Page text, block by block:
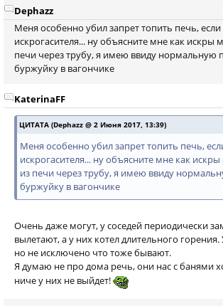
Dephazz
Меня особенно убил запрет топить печь, если
искрогасителя... ну объясните мне как искры
печи через трубу, я имею ввиду нормальную
буржуйку в вагончике
KaterinaFF
ЦИТАТА (Dephazz @ 2 Июня 2017, 13:39)
Меня особенно убил запрет топить печь,
искрогасителя... ну объясните мне как
из печи через трубу, я имею ввиду
буржуйку в вагончике
Очень даже могут, у соседей периодически
вылетают, а у них котел длительного горения.
но не исключено что тоже бывают.
Я думаю не про дома речь, они нас с банями
ниче у них не выйдет!